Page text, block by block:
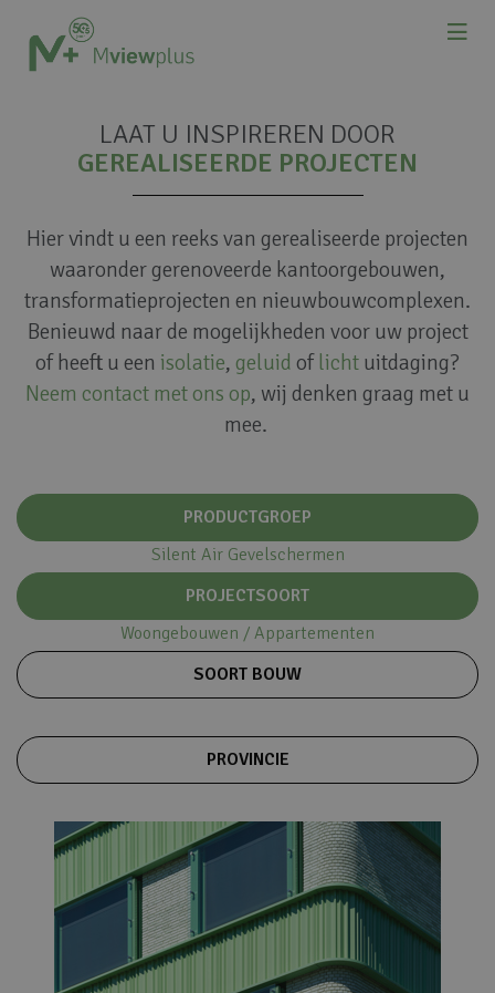
LAAT U INSPIREREN DOOR
GEREALISEERDE PROJECTEN
Hier vindt u een reeks van gerealiseerde projecten
waaronder gerenoveerde kantoorgebouwen,
transformatieprojecten en nieuwbouwcomplexen.
Benieuwd naar de mogelijkheden voor uw project
of heeft u een isolatie, geluid oflicht uitdaging?
Neem contact met ons op, wij denken graag met u
mee.
PRODUCTGROEP
Silent Air Gevelschermen
PROJECTSOORT
Woongebouwen / Appartementen
SOORT BOUW
PROVINCIE